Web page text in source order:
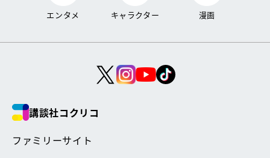
エンタメ キャラクター 漫画
講談社コクリコ
ファミリーサイト